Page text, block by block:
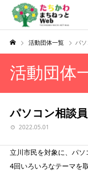
活動団体一覧 パ
活動団体
パソコン相談
2022.05.01
立川市民を対象に、パ
4回いろいろなテーマを